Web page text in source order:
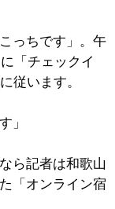
っちです」。午
「チェックイ
従います。
」
ら記者は和歌山
「オンライン宿